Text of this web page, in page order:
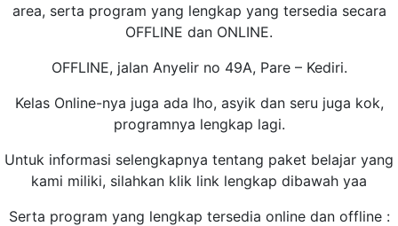
area, serta program yang lengkap yang tersedia secara
OFFLINE dan ONLINE.
OFFLINE, jalan Anyelir no 49A, Pare – Kediri.
Kelas Online-nya juga ada lho, asyik dan seru juga kok,
programnya lengkap lagi.
Untuk informasi selengkapnya tentang paket belajar yang
kami miliki, silahkan klik link lengkap dibawah yaa
Serta program yang lengkap tersedia online dan offline :